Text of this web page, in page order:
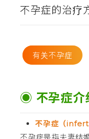
不孕症的治疗
有关不孕症
◉ 不孕症介
不孕症（